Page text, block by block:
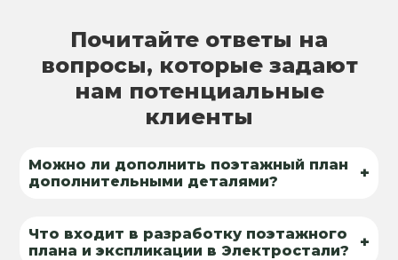
Почитайте ответы на
вопросы, которые задают
нам потенциальные
клиенты
Можно ли дополнить поэтажный план
дополнительными деталями?
+
Что входит в разработку поэтажного
плана и экспликации в Электростали?
+